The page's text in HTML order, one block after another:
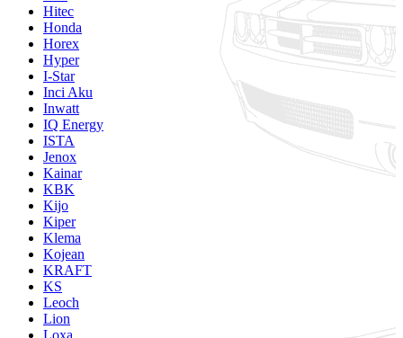
Hitec
Honda
Horex
Hyper
I-Star
Inci Aku
Inwatt
IQ Energy
ISTA
Jenox
Kainar
KBK
Kijo
Kiper
Klema
Kojean
KRAFT
KS
Leoch
Lion